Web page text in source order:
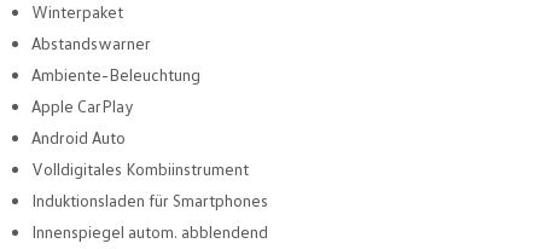
Winterpaket
Abstandswarner
Ambiente-Beleuchtung
Apple CarPlay
Android Auto
Volldigitales Kombiinstrument
Induktionsladen für Smartphones
Innenspiegel autom. abblendend